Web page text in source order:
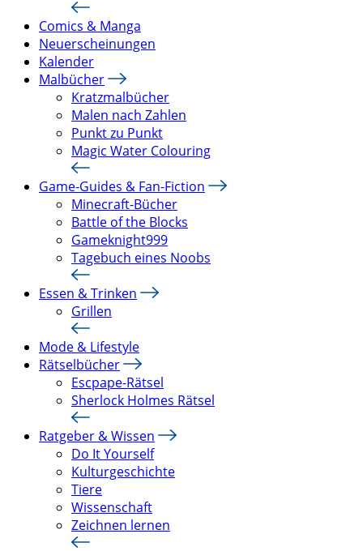
Comics & Manga
Neuerscheinungen
Kalender
Malbücher
Kratzmalbücher
Malen nach Zahlen
Punkt zu Punkt
Magic Water Colouring
Game-Guides & Fan-Fiction
Minecraft-Bücher
Battle of the Blocks
Gameknight999
Tagebuch eines Noobs
Essen & Trinken
Grillen
Mode & Lifestyle
Rätselbücher
Escpape-Rätsel
Sherlock Holmes Rätsel
Ratgeber & Wissen
Do It Yourself
Kulturgeschichte
Tiere
Wissenschaft
Zeichnen lernen